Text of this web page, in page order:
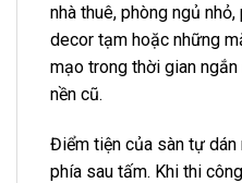
nhà thuê, phòng ngủ
decor tạm hoặc những
mạo trong thời gian
nền cũ.
Điểm tiện của sàn tự
phía sau tấm. Khi thi